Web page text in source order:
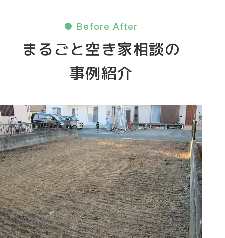
BEFORE AFTER
Before After
まるごと空き家相談の
事例紹介